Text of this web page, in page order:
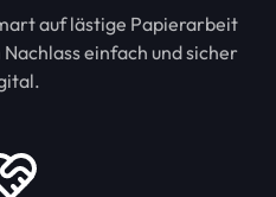
auf lästige Papierarbeit
einfach und sicher